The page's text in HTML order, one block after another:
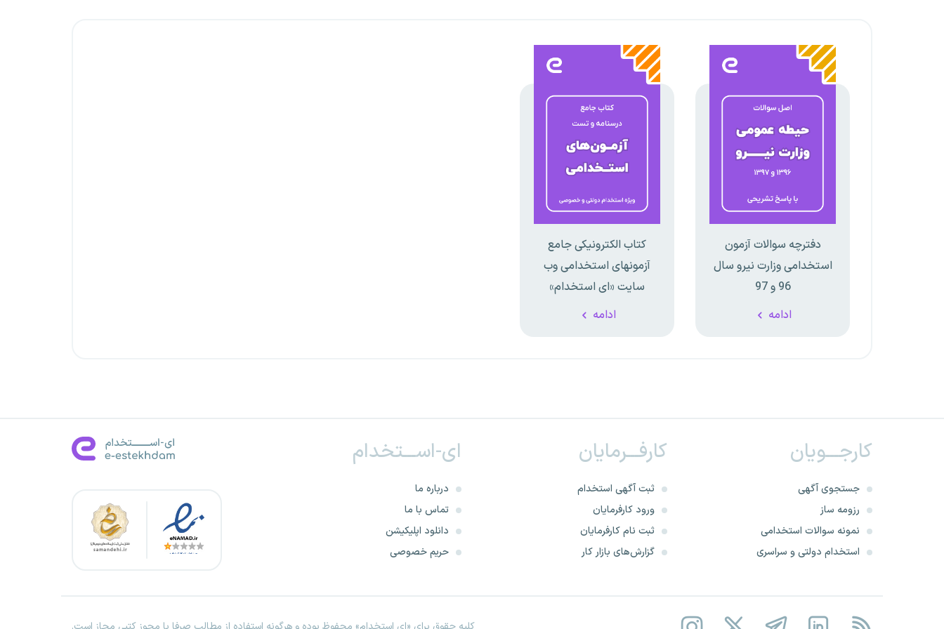
دفترچه سوالات آزمون
استخدامی وزارت نیرو سال
96 و 97
ادامه
کتاب الکترونیکی جامع
آزمونهای استخدامی وب
سایت «ای استخدام»
ادامه
کارجـــویان
جستجوی آگهی
رزومه ساز
نمونه سوالات استخدامی
استخدام دولتی و سراسری
کارفـــرمایان
ثبت آگهی استخدام
ورود کارفرمایان
ثبت نام کارفرمایان
گزارش‌های بازار کار
ای-اســـتخدام
درباره ما
تماس با ما
دانلود اپلیکیشن
حریم خصوصی